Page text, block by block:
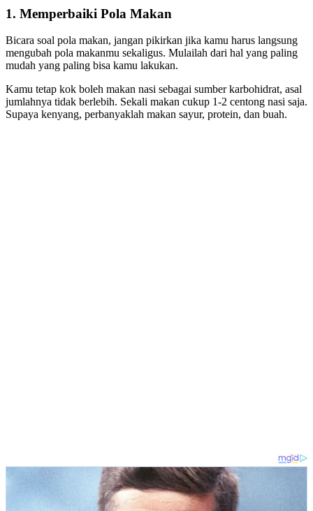
1. Memperbaiki Pola Makan
Bicara soal pola makan, jangan pikirkan jika kamu harus langsung
mengubah pola makanmu sekaligus. Mulailah dari hal yang paling
mudah yang paling bisa kamu lakukan.
Kamu tetap kok boleh makan nasi sebagai sumber karbohidrat, asal
jumlahnya tidak berlebih. Sekali makan cukup 1-2 centong nasi saja.
Supaya kenyang, perbanyaklah makan sayur, protein, dan buah.